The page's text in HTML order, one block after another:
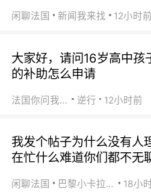
闲聊法国 新闻我来找 12小时前
大家好，请问16岁高中
的补助怎么申请
法国你问我答 逆行 12小时前
我发个帖子为什么没有人
在忙什么难道你们都不无
闲聊法国 巴黎小卡拉咪 18小